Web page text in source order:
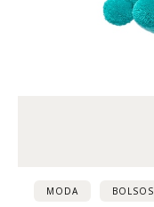
MODA BOLSOS